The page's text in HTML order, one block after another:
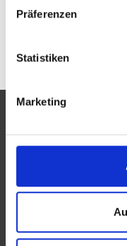
Präferenzen
Statistiken
Marketing
Eine Aktion des
Optometristen (ZVA)
Der ZVA ist ein
sind die